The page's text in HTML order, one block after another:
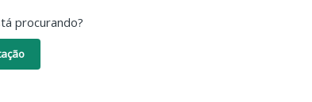
procurando?